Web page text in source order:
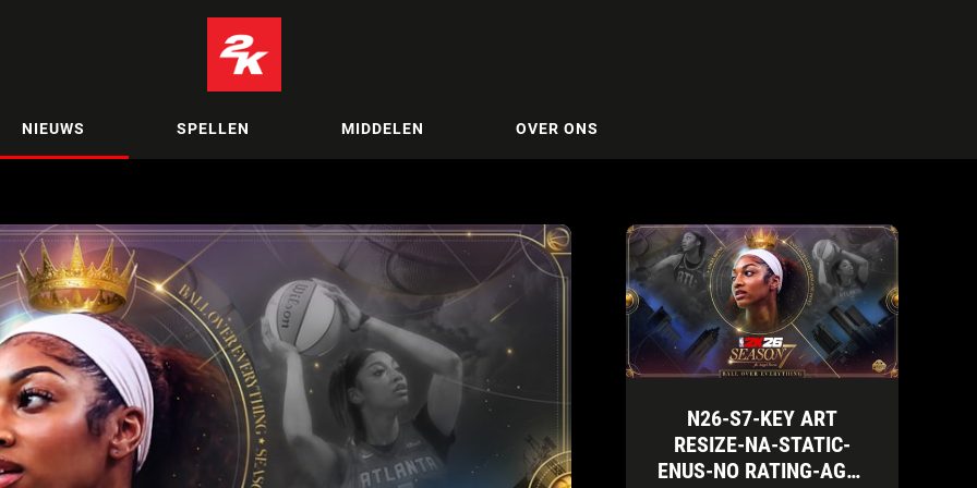
NIEUWS SPELLEN MIDDELEN OVER ONS
N26-S7-KEY ART
RESIZE-NA-STATIC-
ENUS-NO RATING-AGN-